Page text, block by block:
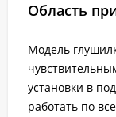
Область
Модель
установки в
работать по